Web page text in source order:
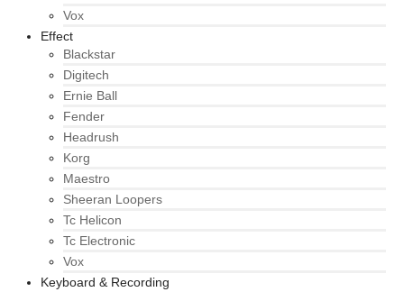
Vox
Effect
Blackstar
Digitech
Ernie Ball
Fender
Headrush
Korg
Maestro
Sheeran Loopers
Tc Helicon
Tc Electronic
Vox
Keyboard & Recording